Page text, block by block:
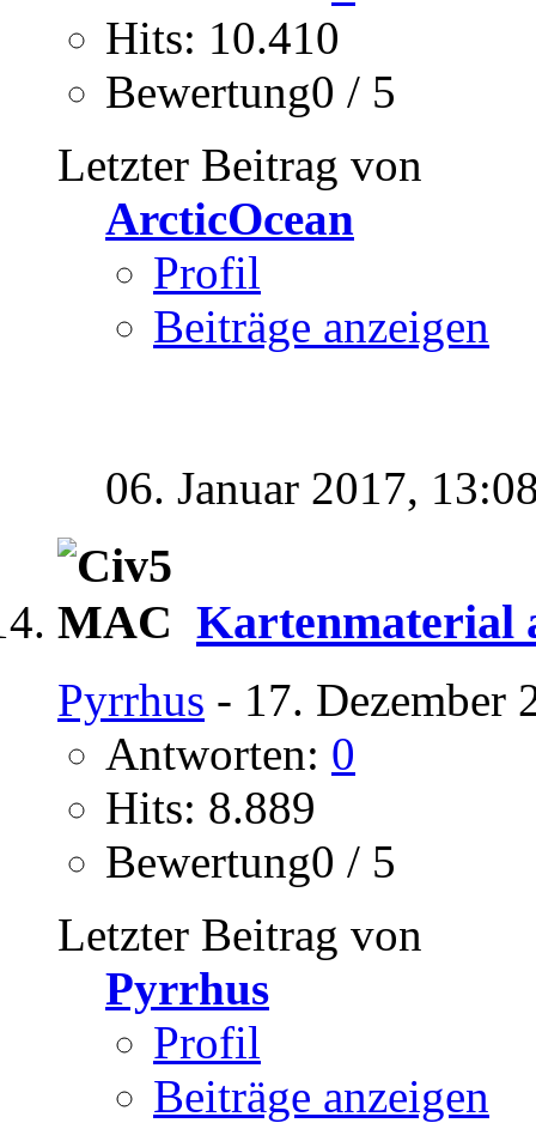
Hits: 10.410
Bewertung0 / 5
Letzter Beitrag von
ArcticOcean
Profil
Beiträge anzeigen
06. Januar 2017,
Kartenmaterial
Pyrrhus - 17. Dezember
Antworten: 0
Hits: 8.889
Bewertung0 / 5
Letzter Beitrag von
Pyrrhus
Profil
Beiträge anzeigen